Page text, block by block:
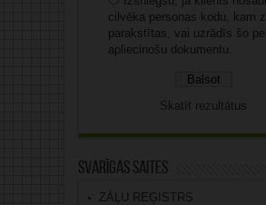
cilvēka personas kodu, kam
parakstītas, vai uzrādīs šo
apliecinošu dokumentu.
Skatīt rezultātus
Svarīgas saites
ZĀĻU REĢISTRS